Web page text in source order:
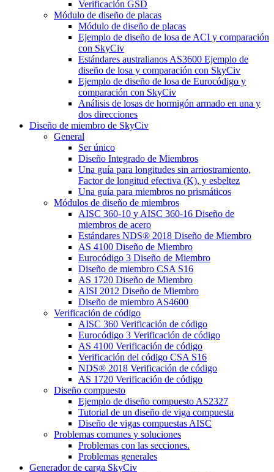
Verificación GSD
Módulo de diseño de placas
Módulo de diseño de placas
Ejemplo de diseño de losa de ACI y comparación
con SkyCiv
Estándares australianos AS3600 Ejemplo de
diseño de losa y comparación con SkyCiv
Ejemplo de diseño de losa de Eurocódigo y
comparación con SkyCiv
Análisis de losas de hormigón armado en una y
dos direcciones
Diseño de miembro de SkyCiv
General
Ser único
Diseño Integrado de Miembros
Una guía para longitudes sin arriostramiento,
Factor de longitud efectiva (K), y esbeltez
Una guía para miembros no prismáticos
Módulos de diseño de miembros
AISC 360-10 y AISC 360-16 Diseño de
miembros de acero
Estándares NDS® 2018 Diseño de Miembro
AS 4100 Diseño de Miembro
Eurocódigo 3 Diseño de Miembro
Diseño de miembro CSA S16
AS 1720 Diseño de Miembro
AISI 2012 Diseño de Miembro
Diseño de miembro AS4600
Verificación de código
AISC 360 Verificación de código
Eurocódigo 3 Verificación de código
AS 4100 Verificación de código
Verificación del código CSA S16
NDS® 2018 Verificación de código
AS 1720 Verificación de código
Diseño compuesto
Ejemplo de diseño compuesto AS2327
Tutorial de un diseño de viga compuesta
Diseño de vigas compuestas AISC
Problemas comunes y soluciones
Problemas con las secciones.
Problemas generales
Generador de carga SkyCiv